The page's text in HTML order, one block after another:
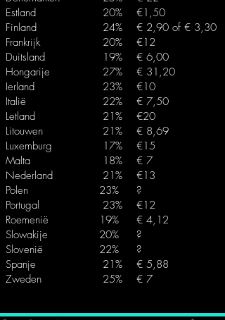
Estland
Finland
Frankrijk
Duitsland
Hongarije
Ierland
Italië
Letland
Litouwen
Luxemburg
Malta
Nederland
Polen
Portugal
Roemenië
Slowakije
Slovenië
Spanje
Zweden
20%
24%
20%
19%
27%
23%
22%
21%
21%
17%
18%
21%
23%
23%
19%
20%
22%
21%
25%
€1,50
€ 2,90 of € 3,30
€12
€ 6,00
€ 31,20
€10
€ 7,50
€20
€ 8,69
€15
€ 7
€13
?
€12
€ 4,12
?
?
€ 5,88
€ 7